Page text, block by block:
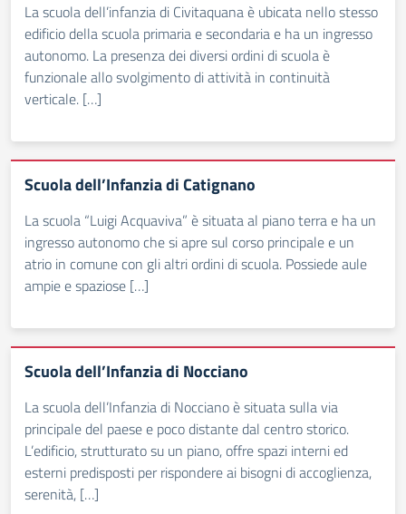
La scuola dell’infanzia di Civitaquana è ubicata nello stesso
edificio della scuola primaria e secondaria e ha un ingresso
autonomo. La presenza dei diversi ordini di scuola è
funzionale allo svolgimento di attività in continuità
verticale. […]
Scuola dell’Infanzia di Catignano
La scuola “Luigi Acquaviva” è situata al piano terra e ha un
ingresso autonomo che si apre sul corso principale e un
atrio in comune con gli altri ordini di scuola. Possiede aule
ampie e spaziose […]
Scuola dell’Infanzia di Nocciano
La scuola dell’Infanzia di Nocciano è situata sulla via
principale del paese e poco distante dal centro storico.
L’edificio, strutturato su un piano, offre spazi interni ed
esterni predisposti per rispondere ai bisogni di accoglienza,
serenità, […]